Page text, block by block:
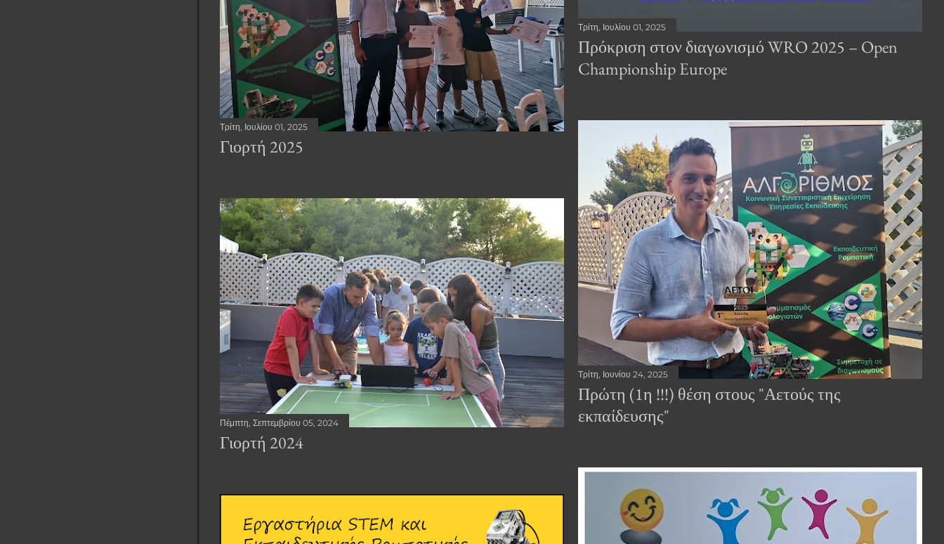
Τρίτη, Ιουλίου 01, 2025
Πρόκριση στον διαγωνισμό WRO 2025 – Open
Championship Europe
Τρίτη, Ιουλίου 01, 2025
Γιορτή 2025
Τρίτη, Ιουνίου 24, 2025
Πρώτη (1η !!!) θέση στους "Αετούς της
εκπαίδευσης"
Πέμπτη, Σεπτεμβρίου 05, 2024
Γιορτή 2024